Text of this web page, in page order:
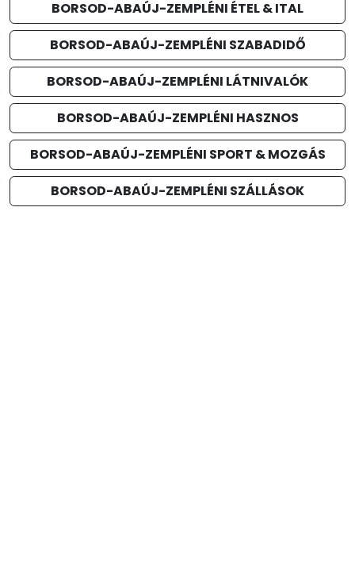
BORSOD-ABAÚJ-ZEMPLÉNI ÉTEL & ITAL
BORSOD-ABAÚJ-ZEMPLÉNI SZABADIDŐ
BORSOD-ABAÚJ-ZEMPLÉNI LÁTNIVALÓK
BORSOD-ABAÚJ-ZEMPLÉNI HASZNOS
BORSOD-ABAÚJ-ZEMPLÉNI SPORT & MOZGÁS
BORSOD-ABAÚJ-ZEMPLÉNI SZÁLLÁSOK